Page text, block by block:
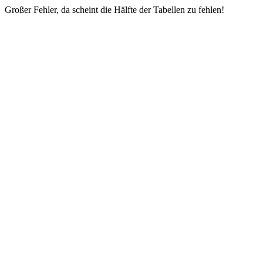
Großer Fehler, da scheint die Hälfte der Tabellen zu fehlen!